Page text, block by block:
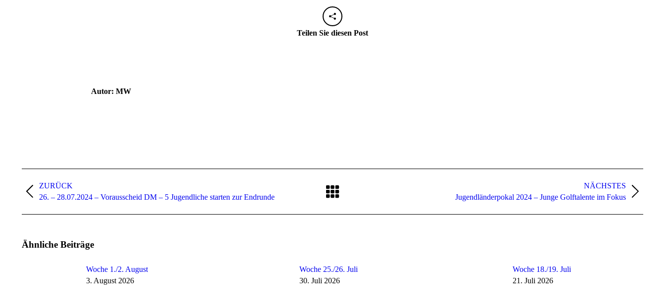
Teilen Sie diesen Post
Autor: MW
ZURÜCK
Vorheriger
26. – 28.07.2024 – Vorausscheid DM – 5 Jugendliche starten zur Endrunde
NÄCHSTES
Jugendländerpokal 2024 – Junge Golftalente im Fokus
Ähnliche Beiträge
Woche 1./2. August
3. August 2026
Woche 25./26. Juli
30. Juli 2026
Woche 18./19. Juli
21. Juli 2026